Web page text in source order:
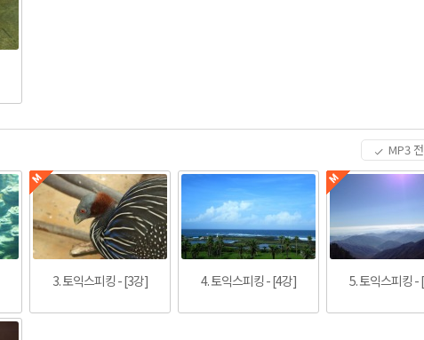
MP3
3. 토익스피킹 - [3강] 4. 토익스피킹 - [4강] 5. 토익스피킹